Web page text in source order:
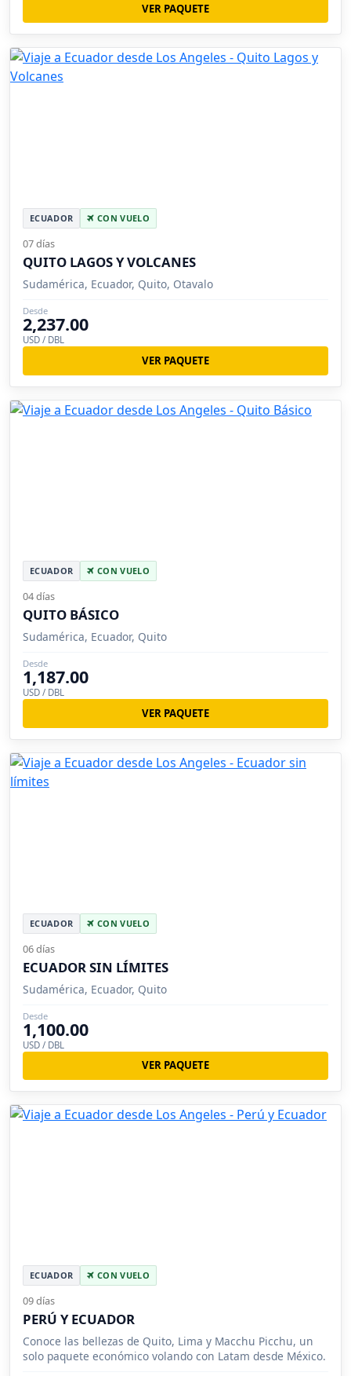
VER PAQUETE
ECUADOR CON VUELO
07 días
QUITO LAGOS Y VOLCANES
Sudamérica, Ecuador, Quito, Otavalo
Desde
2,237.00
USD / DBL
VER PAQUETE
ECUADOR CON VUELO
04 días
QUITO BÁSICO
Sudamérica, Ecuador, Quito
Desde
1,187.00
USD / DBL
VER PAQUETE
ECUADOR CON VUELO
06 días
ECUADOR SIN LÍMITES
Sudamérica, Ecuador, Quito
Desde
1,100.00
USD / DBL
VER PAQUETE
ECUADOR CON VUELO
09 días
PERÚ Y ECUADOR
Conoce las bellezas de Quito, Lima y Macchu Picchu, un
solo paquete económico volando con Latam desde México.